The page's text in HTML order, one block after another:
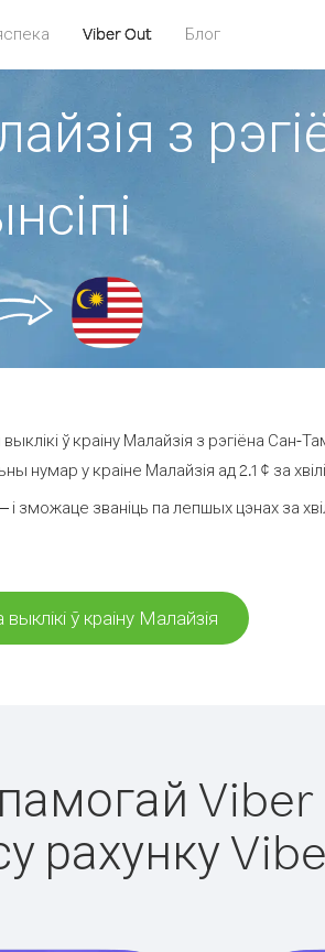
Viber Out Блог
з
ў краіну Малайзія з рэгіёна Сан-
нумар у краіне Малайзія ад 2.1 ¢ за
званіць па лепшых цэнах за
ў краіну Малайзія
рахунку